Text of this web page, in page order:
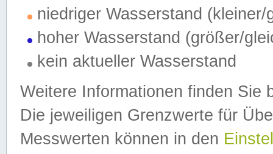
niedriger Wasserstand (kleiner/
hoher Wasserstand (größer/
kein aktueller Wasserstand
Weitere Informationen finden Sie
Die jeweiligen Grenzwerte für
Messwerten können in den